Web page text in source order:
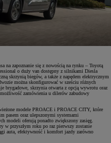
na zapoznanie się z nowością na rynku – Toyotą
o duży van dostępny z silnikami Diesla
skrzynią biegów, a także z napędem elektrycznym
można skonfigurować w sześciu różnych
brygadowe, skrzynia otwarta z opcją wywrotu oraz
zamówienia u dilerów zabudowy
modele PROACE i PROACE CITY, które
pasem oraz ulepszonymi systemami
modeli oferują ponadto zwiększony zasięg.
w przyszłym roku po raz pierwszy zostanie
auta, efektywność i komfort jazdy zarówno